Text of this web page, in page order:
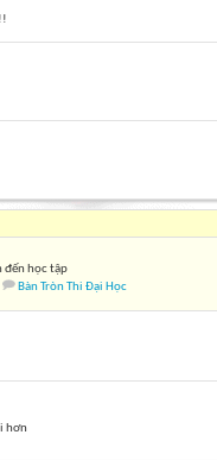
đến học tập
Bàn Tròn Thi Đại Học
hơn